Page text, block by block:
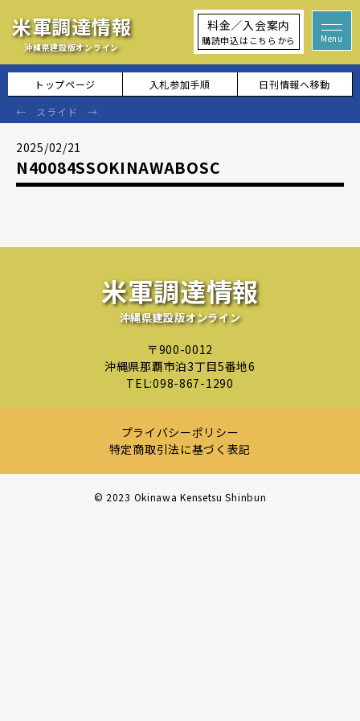
米軍調達情報
沖縄県建設版オンライン
料金／入会案内
購読申込はこちらから
トップページ 入札参加手順 日刊情報へ移動
2025/02/21
N40084SSOKINAWABOSC
米軍調達情報
沖縄県建設版オンライン
〒900-0012
沖縄県那覇市泊3丁目5番地6
TEL:098-867-1290
プライバシーポリシー
特定商取引法に基づく表記
©︎ 2023 Okinawa Kensetsu Shinbun